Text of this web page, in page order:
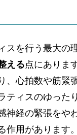
スを行う最大の
える点にありま
、心拍数や筋緊
ティスのゆった
神経の緊張をや
作用があります。